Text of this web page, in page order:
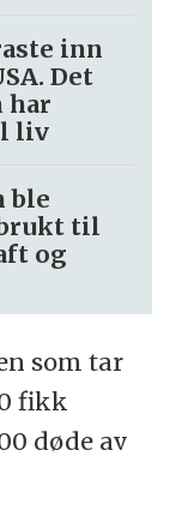
inn
Det
har
liv
ble
til
og
som tar
fikk
døde av